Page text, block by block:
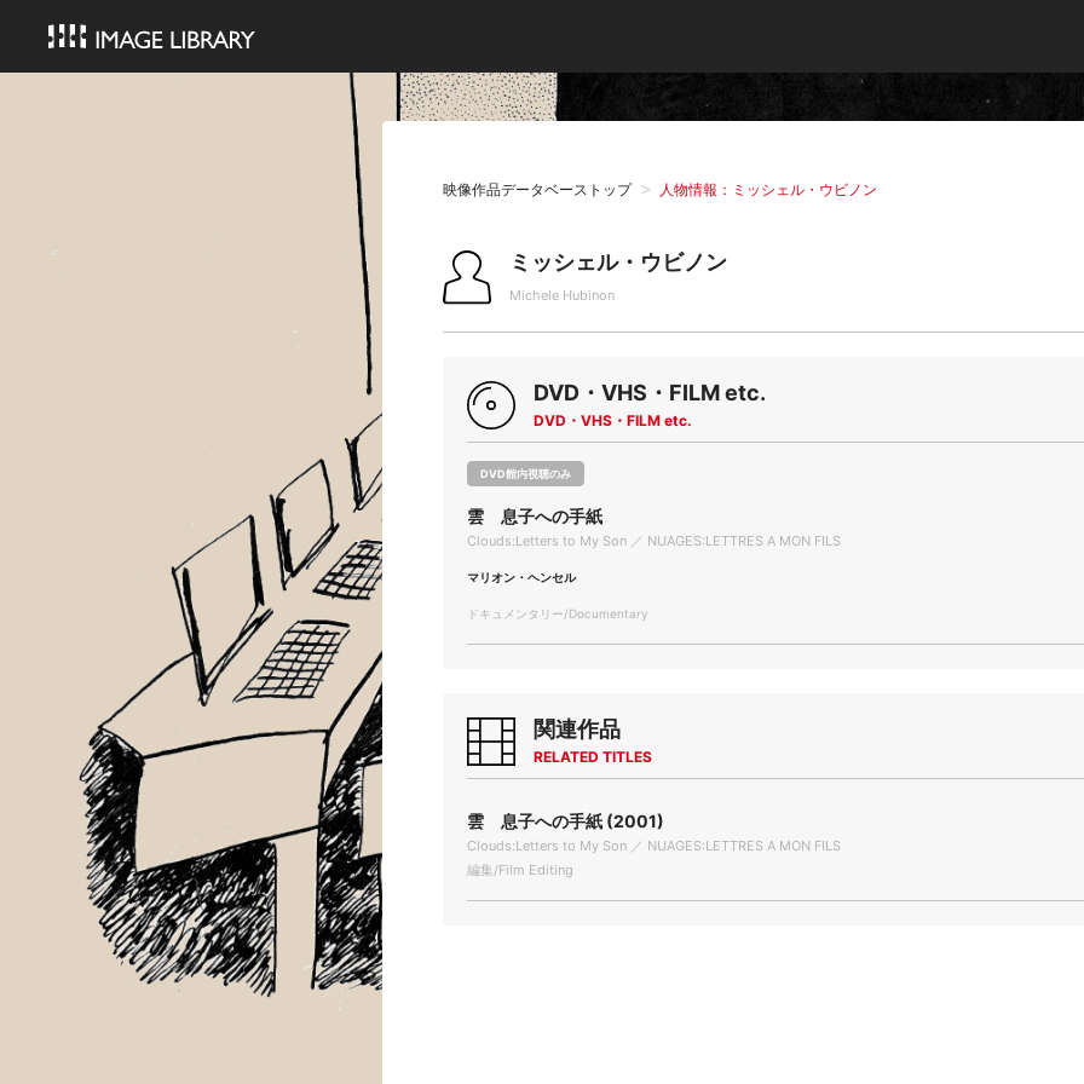
映像作品データベーストップ 人物情報：ミッシェル・ウビノン
ミッシェル・ウビノン
Michele Hubinon
DVD・VHS・FILM etc.
DVD・VHS・FILM etc.
DVD館内視聴のみ
雲 息子への手紙
Clouds:Letters to My Son ／ NUAGES:LETTRES A MON FILS
マリオン・ヘンセル
ドキュメンタリー/Documentary
関連作品
RELATED TITLES
雲 息子への手紙 (2001)
Clouds:Letters to My Son ／ NUAGES:LETTRES A MON FILS
編集/Film Editing